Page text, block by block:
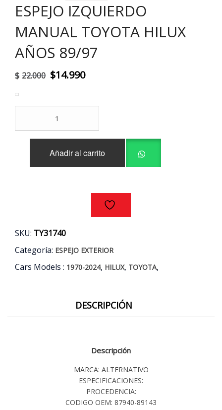
ESPEJO IZQUIERDO
MANUAL TOYOTA HILUX
AÑOS 89/97
$ 22.000 El
original
era:
$22.000.
$14.990El
actual
$14.990.
MANUAL
Añadir al carrito
SKU: TY31740
Categoría: ESPEJO EXTERIOR
Cars Models : 1970-2024, HILUX, TOYOTA,
DESCRIPCIÓN
Descripción
MARCA: ALTERNATIVO
ESPECIFICACIONES:
PROCEDENCIA:
CODIGO OEM: 87940-89143